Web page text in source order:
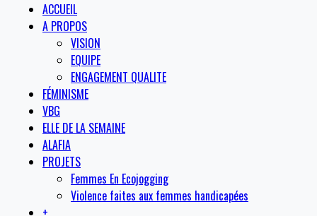
ACCUEIL
A PROPOS
VISION
EQUIPE
ENGAGEMENT QUALITE
FÉMINISME
VBG
ELLE DE LA SEMAINE
ALAFIA
PROJETS
Femmes En Ecojogging
Violence faites aux femmes handicapées